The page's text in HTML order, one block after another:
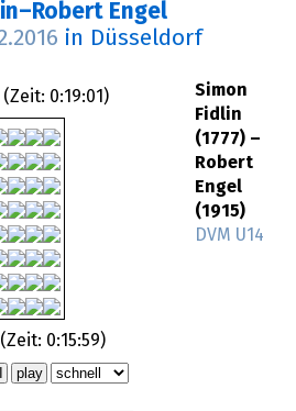
Engel
in Düsseldorf
(Zeit: 0:19:01 )
0:15:59)
Simon
Fidlin
(1777) –
Robert
Engel
(1915)
DVM U14